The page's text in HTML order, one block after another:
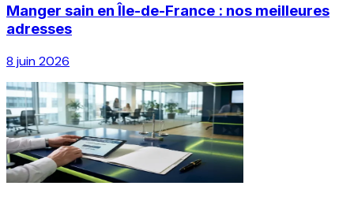
Manger sain en Île-de-France : nos meilleures
adresses
8 juin 2026